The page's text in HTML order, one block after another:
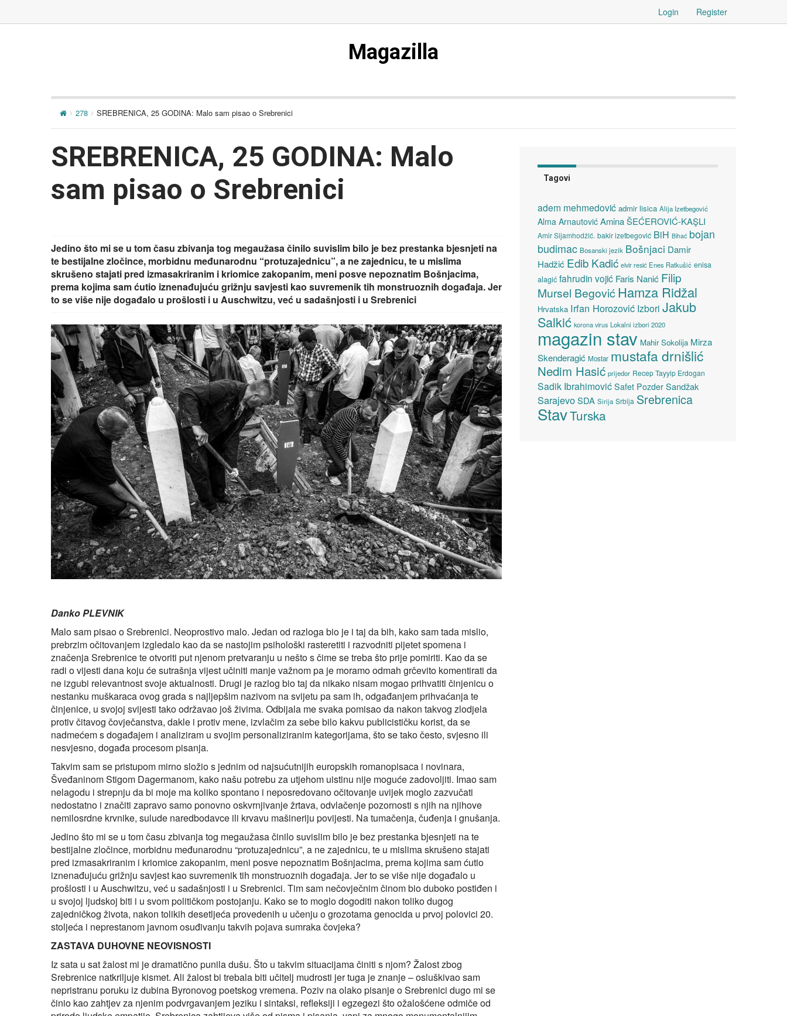
Login Register
Magazilla
278 SREBRENICA, 25 GODINA: Malo sam pisao o Srebrenici
SREBRENICA, 25 GODINA: Malo
sam pisao o Srebrenici
Jedino što mi se u tom času zbivanja tog megaužasa činilo suvislim bilo je bez prestanka bjesnjeti na
te bestijalne zločince, morbidnu međunarodnu “protuzajednicu”, a ne zajednicu, te u mislima
skrušeno stajati pred izmasakriranim i kriomice zakopanim, meni posve nepoznatim Bošnjacima,
prema kojima sam ćutio iznenađujuću grižnju savjesti kao suvremenik tih monstruoznih događaja. Jer
to se više nije događalo u prošlosti i u Auschwitzu, već u sadašnjosti i u Srebrenici
Danko PLEVNIK
Malo sam pisao o Srebrenici. Neoprostivo malo. Jedan od razloga bio je i taj da bih, kako sam tada mislio,
prebrzim očitovanjem izgledalo kao da se nastojim psihološki rasteretiti i razvodniti pijetet spomena i
značenja Srebrenice te otvoriti put njenom pretvaranju u nešto s čime se treba što prije pomiriti. Kao da se
radi o vijesti dana koju će sutrašnja vijest učiniti manje važnom pa je moramo odmah grčevito komentirati da
ne izgubi relevantnost svoje aktualnosti. Drugi je razlog bio taj da nikako nisam mogao prihvatiti činjenicu o
nestanku muškaraca ovog grada s najljepšim nazivom na svijetu pa sam ih, odgađanjem prihvaćanja te
činjenice, u svojoj svijesti tako održavao još živima. Odbijala me svaka pomisao da nakon takvog zlodjela
protiv čitavog čovječanstva, dakle i protiv mene, izvlačim za sebe bilo kakvu publicističku korist, da se
nadmećem s događajem i analiziram u svojim personaliziranim kategorijama, što se tako često, svjesno ili
nesvjesno, događa procesom pisanja.
Takvim sam se pristupom mirno složio s jednim od najsućutnijih europskih romanopisaca i novinara,
Šveđaninom Stigom Dagermanom, kako našu potrebu za utjehom uistinu nije moguće zadovoljiti. Imao sam
nelagodu i strepnju da bi moje ma koliko spontano i neposredovano očitovanje uvijek moglo zazvučati
nedostatno i značiti zapravo samo ponovno oskvrnjivanje žrtava, odvlačenje pozornosti s njih na njihove
nemilosrdne krvnike, sulude naredbodavce ili krvavu mašineriju povijesti. Na tumačenja, čuđenja i gnušanja.
Jedino što mi se u tom času zbivanja tog megaužasa činilo suvislim bilo je bez prestanka bjesnjeti na te
bestijalne zločince, morbidnu međunarodnu “protuzajednicu”, a ne zajednicu, te u mislima skrušeno stajati
pred izmasakriranim i kriomice zakopanim, meni posve nepoznatim Bošnjacima, prema kojima sam ćutio
iznenađujuću grižnju savjest kao suvremenik tih monstruoznih događaja. Jer to se više nije događalo u
prošlosti i u Auschwitzu, već u sadašnjosti i u Srebrenici. Tim sam nečovječnim činom bio duboko postiđen i
u svojoj ljudskoj biti i u svom političkom postojanju. Kako se to moglo dogoditi nakon toliko dugog
zajedničkog života, nakon tolikih desetljeća provedenih u učenju o grozotama genocida u prvoj polovici 20.
stoljeća i neprestanom javnom osuđivanju takvih pojava sumraka čovjeka?
ZASTAVA DUHOVNE NEOVISNOSTI
Iz sata u sat žalost mi je dramatično punila dušu. Što u takvim situacijama činiti s njom? Žalost zbog
Srebrenice natkriljuje kismet. Ali žalost bi trebala biti učitelj mudrosti jer tuga je znanje – osluškivao sam
nepristranu poruku iz dubina Byronovog poetskog vremena. Poziv na olako pisanje o Srebrenici dugo mi se
činio kao zahtjev za njenim podvrgavanjem jeziku i sintaksi, refleksiji i egzegezi što ožalošćene odmiče od
Tagovi
adem mehmedović admir lisica Alija Izetbegović
Alma Arnautović Amina ŠEĆEROVIĆ-KAŞLI
Amir Sijamhodžić. bakir izetbegović BiH Bihać bojan
budimac Bosanski jezik Bošnjaci Damir
Hadžić Edib Kadić elvir resić Enes Ratkušić enisa
alagić fahrudin vojić Faris Nanić Filip
Mursel Begović Hamza Ridžal
Hrvatska Irfan Horozović Izbori Jakub
Salkić korona virus Lokalni izbori 2020
magazin stav Mahir Sokolija Mirza
Skenderagić Mostar mustafa drnišlić
Nedim Hasić prijedor Recep Tayyip Erdogan
Sadik Ibrahimović Safet Pozder Sandžak
SarajevoSDA Sirija Srbija Srebrenica
StavTurska